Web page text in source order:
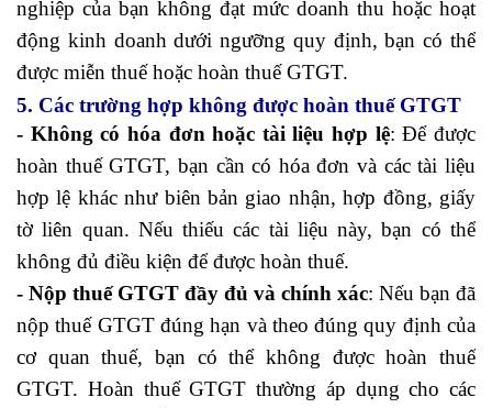
nghiệp của bạn không đạt mức doanh thu hoặc hoạt
động kinh doanh dưới ngưỡng quy định, bạn có thể
được miễn thuế hoặc hoàn thuế GTGT.
5. Các trường hợp không được hoàn thuế GTGT
- Không có hóa đơn hoặc tài liệu hợp lệ: Để được
hoàn thuế GTGT, bạn cần có hóa đơn và các tài liệu
hợp lệ khác như biên bản giao nhận, hợp đồng, giấy
tờ liên quan. Nếu thiếu các tài liệu này, bạn có thể
không đủ điều kiện để được hoàn thuế.
- Nộp thuế GTGT đầy đủ và chính xác: Nếu bạn đã
nộp thuế GTGT đúng hạn và theo đúng quy định của
cơ quan thuế, bạn có thể không được hoàn thuế
GTGT. Hoàn thuế GTGT thường áp dụng cho các